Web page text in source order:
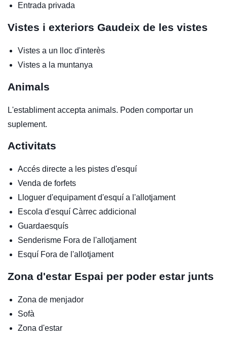
Entrada privada
Vistes i exteriors Gaudeix de les vistes
Vistes a un lloc d'interès
Vistes a la muntanya
Animals
L'establiment accepta animals. Poden comportar un
suplement.
Activitats
Accés directe a les pistes d'esquí
Venda de forfets
Lloguer d'equipament d'esquí a l'allotjament
Escola d'esquí Càrrec addicional
Guardaesquís
Senderisme Fora de l'allotjament
Esquí Fora de l'allotjament
Zona d'estar Espai per poder estar junts
Zona de menjador
Sofà
Zona d'estar